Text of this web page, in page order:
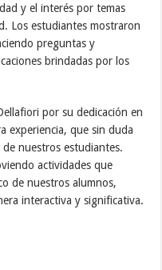
y el interés por temas
Los estudiantes mostraron
preguntas y
brindadas por los
por su dedicación en
experiencia, que sin duda
nuestros estudiantes.
actividades que
de nuestros alumnos,
interactiva y significativa.